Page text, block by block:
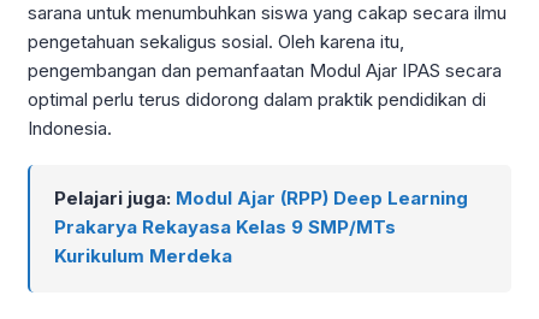
sarana untuk menumbuhkan siswa yang cakap secara ilmu
pengetahuan sekaligus sosial. Oleh karena itu,
pengembangan dan pemanfaatan Modul Ajar IPAS secara
optimal perlu terus didorong dalam praktik pendidikan di
Indonesia.
Pelajari juga: Modul Ajar (RPP) Deep Learning
Prakarya Rekayasa Kelas 9 SMP/MTs
Kurikulum Merdeka